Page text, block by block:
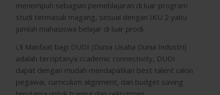
menempuh sebagian pemeblajaran di luar program
studi termasuk magang, sesuai dengan IKU 2 yaitu
jumlah mahasiswa belajar di luar prodi.
ï‚§ Manfaat bagi DUDI (Dunia Usaha Dunia Industri)
adalah terciptanya ccademic connectivity, DUDI
dapat dengan mudah mendapatkan best talent calon
pegawai, curriculum alignment, dan budget saving